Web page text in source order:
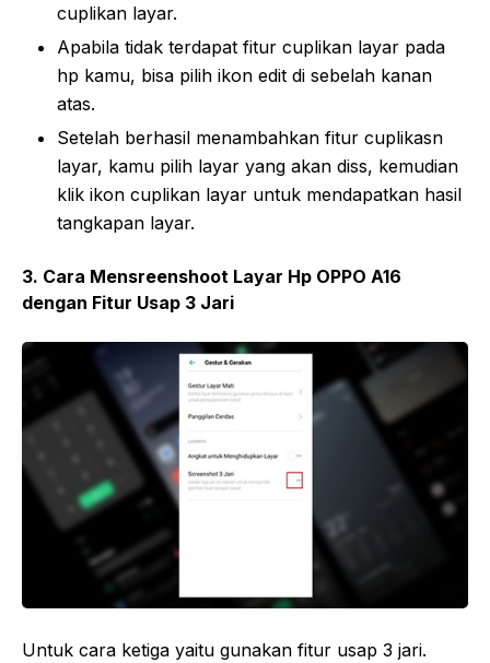
cuplikan layar.
Apabila tidak terdapat fitur cuplikan layar pada
hp kamu, bisa pilih ikon edit di sebelah kanan
atas.
Setelah berhasil menambahkan fitur cuplikasn
layar, kamu pilih layar yang akan diss, kemudian
klik ikon cuplikan layar untuk mendapatkan hasil
tangkapan layar.
3. Cara Mensreenshoot Layar Hp OPPO A16
dengan Fitur Usap 3 Jari
Untuk cara ketiga yaitu gunakan fitur usap 3 jari.